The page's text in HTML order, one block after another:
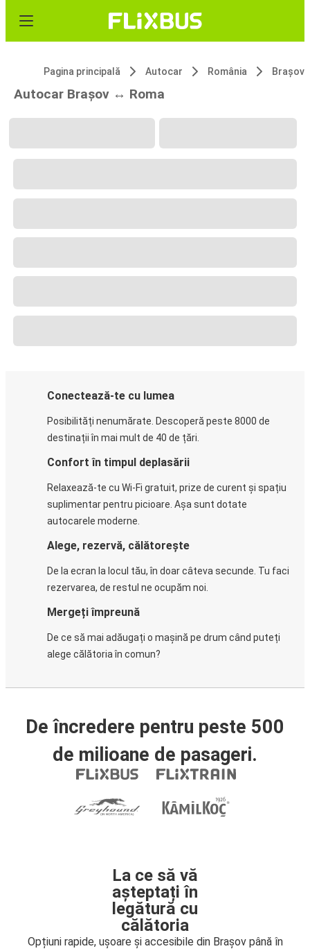
Pagina principală Autocar România Brașov
Autocar Brașov ↔ Roma
Conectează-te cu lumea
Posibilități nenumărate. Descoperă peste 8000 de
destinații în mai mult de 40 de țări.
Confort în timpul deplasării
Relaxează-te cu Wi-Fi gratuit, prize de curent și spațiu
suplimentar pentru picioare. Așa sunt dotate
autocarele moderne.
Alege, rezervă, călătorește
De la ecran la locul tău, în doar câteva secunde. Tu faci
rezervarea, de restul ne ocupăm noi.
Mergeți împreună
De ce să mai adăugați o mașină pe drum când puteți
alege călătoria în comun?
De încredere pentru peste 500
de milioane de pasageri.
La ce să vă
așteptați în
legătură cu
călătoria
Opțiuni rapide, ușoare și accesibile din Brașov până în